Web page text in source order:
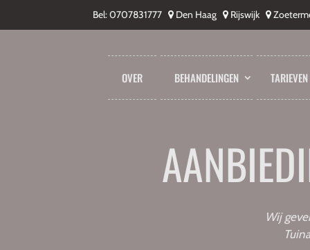
Bel:0707831777 Den Haag Rijswijk
OVER BEHANDELINGEN TARIEVEN
Wij